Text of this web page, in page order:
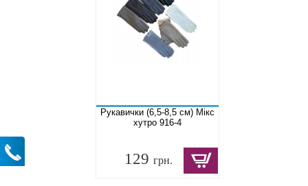
Рукавички (6,5-8,5 см) Мікс
хутро 916-4
129 грн.